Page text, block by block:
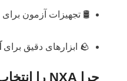
🛢️ تجهیزات آزمون برای
🪨 ابزارهای دقیق برای
چرا NXA را انتخاب کنیم؟